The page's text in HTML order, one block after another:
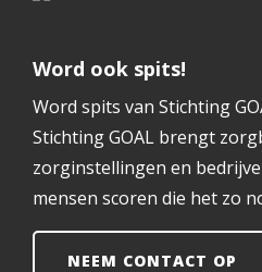
Word ook spits!
Word spits van Stichting
Stichting GOAL brengt
zorginstellingen en
mensen scoren die het zo
NEEM CONTACT OP